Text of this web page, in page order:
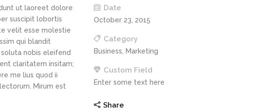
ut laoreet dolore
suscipit lobortis
velit esse molestie
qui blandit
nobis eleifend
claritatem insitam;
me lius quod ii
Mirum est
Date
October 23, 2015
Category
Business, Marketing
Custom Field
Enter some text here
Share